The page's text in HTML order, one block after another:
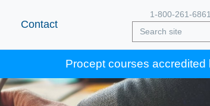
Contact
1-800-261-6861
Procept courses accredited by the CCA